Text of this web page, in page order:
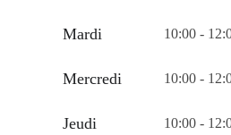
Mardi
Mercredi
Jeudi
10:00 -
10:00 -
10:00 -